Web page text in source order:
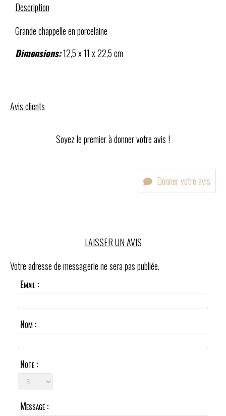
Description
Grande chappelle en porcelaine
Dimensions:12,5 x 11 x 22,5 cm
Avis clients
Soyez le premier à donner votre avis !
Donner votre avis
LAISSER UN AVIS
Votre adresse de messagerie ne sera pas publiée.
Email :
Nom :
Note :
Message :